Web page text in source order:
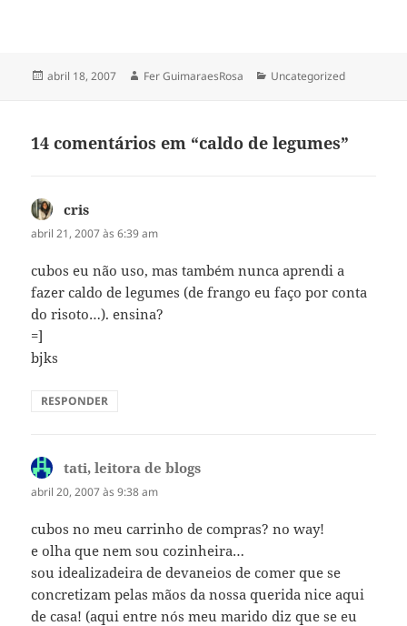
Publicado
abril 18, 2007 Autor
Fer GuimaraesRosa Categorias
Uncategorized
14 comentários em “caldo de legumes”
cris
abril 21, 2007 às 6:39 am
cubos eu não uso, mas também nunca aprendi a
fazer caldo de legumes (de frango eu faço por conta
do risoto…). ensina?
=]
bjks
RESPONDER
tati, leitora de blogs
abril 20, 2007 às 9:38 am
cubos no meu carrinho de compras? no way!
e olha que nem sou cozinheira…
sou idealizadeira de devaneios de comer que se
concretizam pelas mãos da nossa querida nice aqui
de casa! (aqui entre nós meu marido diz que se eu